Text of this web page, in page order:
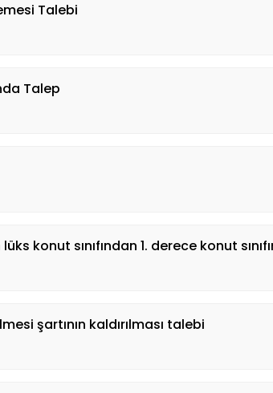
Talebi
Talep
konut sınıfından 1. derece konut
şartının kaldırılması talebi